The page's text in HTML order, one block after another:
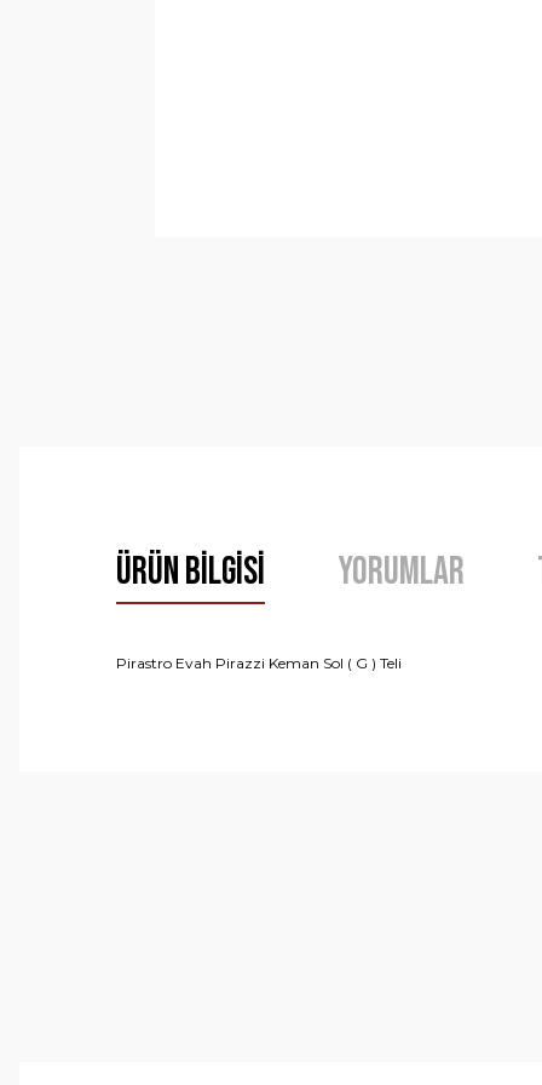
Ürün Bilgisi Yorumlar
Pirastro Evah Pirazzi Keman Sol ( G ) Teli